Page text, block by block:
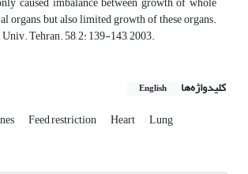
organs, but also limited growth of these organs.
Tehran. 58, 2: 139-143, 2003.
کلیدواژه‌ها English
Feed restriction Heart Lung